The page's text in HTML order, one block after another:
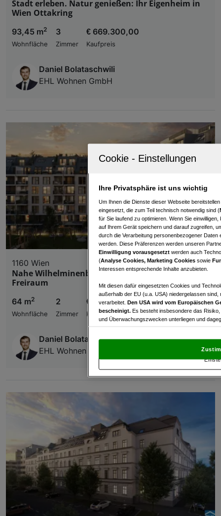
Stadt erleben. Natur genießen: Ihr Eigenheim in
Wien Ottakring
93,45 m2
Wohnfläche
3
Zimmer
€ 669.300,00
Kaufpreis
Daniel Bolataschwili
EHL Wohnen GmbH
1160 Wien
Nahe Wilhelminenberg: Wohnen mit Stil und
Freiraum
64 m2
Wohnfläche
2
Zimmer
€ 509.600,00
Kaufpreis
Daniel Bolataschwili
EHL Wohnen GmbH
Ihre Privatsphäre ist uns wichtig
Um Ihnen die Dienste dieser Webseite
eingesetzt, die zum Teil technisch notwendig sind (
für Sie laufend zu optimieren. Wenn Sie
auf Ihrem Gerät speichern und darauf zugreifen,
durch die Verarbeitung personenbezogener
werden. Diese Präferenzen werden unseren
Einwilligung vorausgesetzt werden auch
(Analyse Cookies, Marketing Cookies sowie
Interessen entsprechende Inhalte anzubieten.
Mit diesen dafür eingesetzten Cookies und
außerhalb der EU (u.a. USA) niedergelassen
verarbeitet. Den USA wird vom Europäischen
bescheinigt. Es besteht insbesondere das
und Überwachungszwecken unterliegen und
und Widerspruch gegen die Verarbeitung auf der
„Cookie Einstellungen“, die sich auf jeder Seite
und der Performance von Inhalten,
Liste der Partner (Lieferanten)